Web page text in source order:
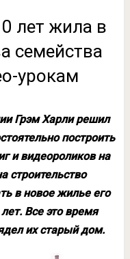
лет жила в
семейства
урокам
Грэм Харли решил
построить
и видеороликов на
строительство
в новое жилье его
Все это время
их старый дом.